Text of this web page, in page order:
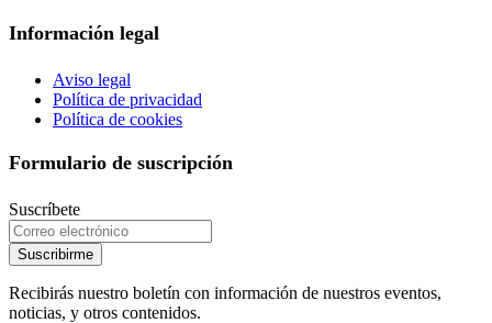
Información legal
Aviso legal
Política de privacidad
Política de cookies
Formulario de suscripción
Suscríbete
Suscribirme
Recibirás nuestro boletín con información de nuestros eventos,
noticias, y otros contenidos.